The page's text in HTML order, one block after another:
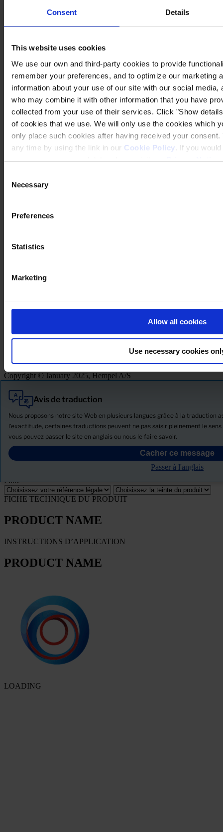
Consent Details
This website uses cookies
We use our own and third-party cookies to provide
remember your preferences, and to optimize our marketing
information about your use of our site with our social
who may combine it with other information that you have
collected from your use of their services. Click "Show
of cookies that we use. We will only use the cookies which
only place such cookies after having received your
any time by using the link in our Cookie Policy. If you
process your personal data, please visit ourPrivacy Notice
Selection
Necessary
Preferences
Statistics
Marketing
Allow all cookies
Use necessary cookies
Déclaration légale
Conditions générales de vente, de service et de livraison
Copyright © January 2025, Hempel A/S
Avis de traduction
Nous proposons notre site Web en plusieurs langues grâce à la traduction
l'exactitude, certaines traductions peuvent ne pas saisir pleinement le
vous pouvez passer le site en anglais ou nous le faire savoir.
Cacher ce message
Passer à l'anglais
Tout
Actualités
Télécharger la Fiche de données de sécurité
PRODUCT NAME
Filtre
FICHE TECHNIQUE DU PRODUIT
PRODUCT NAME
INSTRUCTIONS D’APPLICATION
PRODUCT NAME
LOADING